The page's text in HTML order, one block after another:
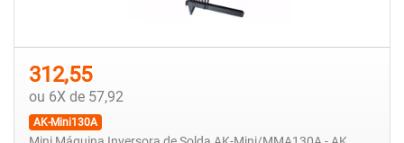
312,55
ou 6X de 57,92
AK-Mini130A